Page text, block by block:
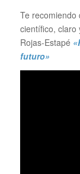
Te recomiendo
científico, claro
Rojas-Estapé
futuro»